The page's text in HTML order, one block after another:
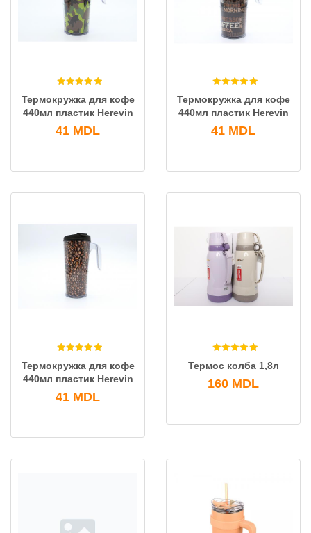
Термокружка для кофе
440мл пластик Herevin
41 MDL
Термокружка для кофе
440мл пластик Herevin
41 MDL
Термокружка для кофе
440мл пластик Herevin
41 MDL
Термос колба 1,8л
160 MDL